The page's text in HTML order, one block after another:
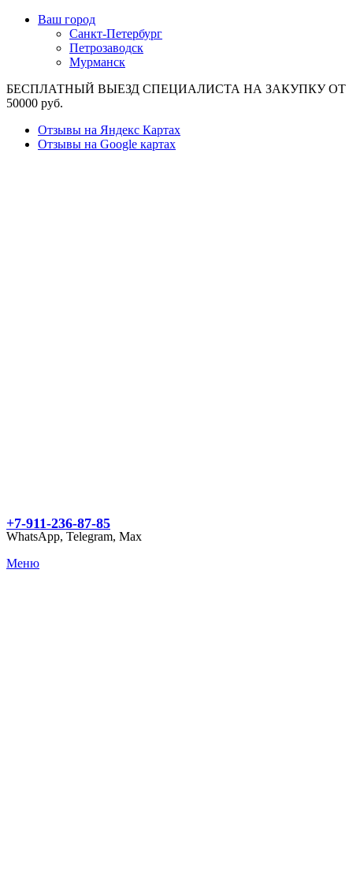
Ваш город
Санкт-Петербург
Петрозаводск
Мурманск
БЕСПЛАТНЫЙ ВЫЕЗД СПЕЦИАЛИСТА НА ЗАКУПКУ ОТ
50000 руб.
Отзывы на Яндекс Картах
Отзывы на Google картах
+7-911-236-87-85
WhatsApp, Telegram, Max
Меню